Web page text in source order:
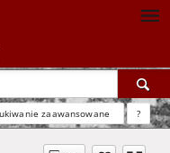
zaawansowane ?